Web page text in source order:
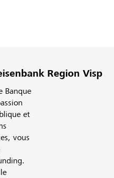
Region Visp
Banque
et
vous